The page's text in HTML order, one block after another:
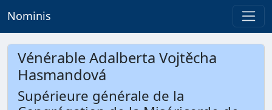
Nominis
Vénérable Adalberta Vojtěcha
Hasmandová
Supérieure générale de la